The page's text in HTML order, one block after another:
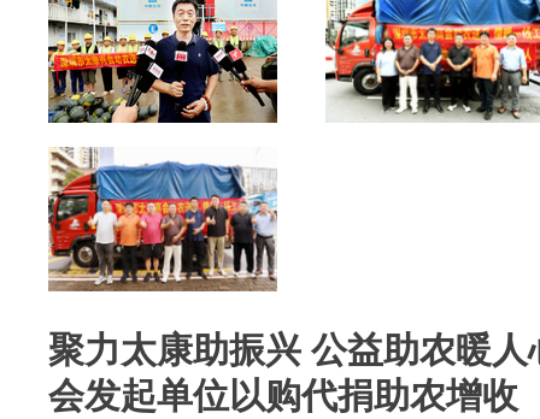
聚力太康助振兴 公益助农暖
会发起单位以购代捐助农增收